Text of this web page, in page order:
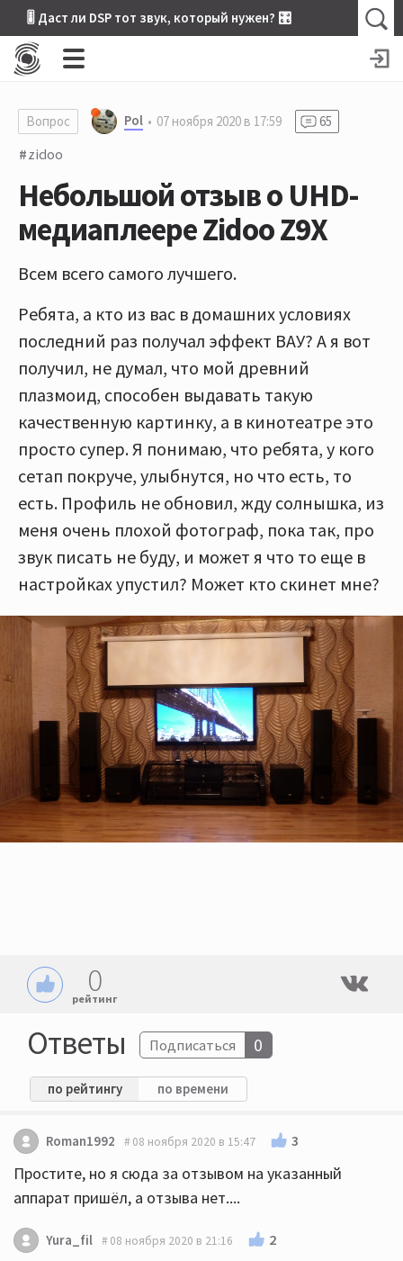
🎚 Даст ли DSP тот звук, который нужен? 🎛
Вопрос Pol 07 ноября 2020 в 17:59 65
zidoo
Небольшой отзыв о UHD-
медиаплеере Zidoo Z9X
Всем всего самого лучшего.
Ребята, а кто из вас в домашних условиях
последний раз получал эффект ВАУ? А я вот
получил, не думал, что мой древний
плазмоид, способен выдавать такую
качественную картинку, а в кинотеатре это
просто супер. Я понимаю, что ребята, у кого
сетап покруче, улыбнутся, но что есть, то
есть. Профиль не обновил, жду солнышка, из
меня очень плохой фотограф, пока так, про
звук писать не буду, и может я что то еще в
настройках упустил? Может кто скинет мне?
0
рейтинг
Ответы Подписаться 0
по рейтингу по времени
Roman1992 08 ноября 2020 в 15:47 3
Простите, но я сюда за отзывом на указанный
аппарат пришёл, а отзыва нет....
Yura_fil 08 ноября 2020 в 21:16 2